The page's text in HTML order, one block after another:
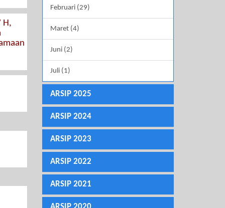
H,
Februari (29)
Maret (4)
Juni (2)
Juli (1)
ARSIP 2025
ARSIP 2024
ARSIP 2023
ARSIP 2022
ARSIP 2021